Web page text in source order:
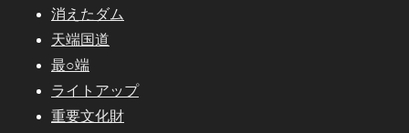
消えたダム
天端国道
最○端
ライトアップ
重要文化財